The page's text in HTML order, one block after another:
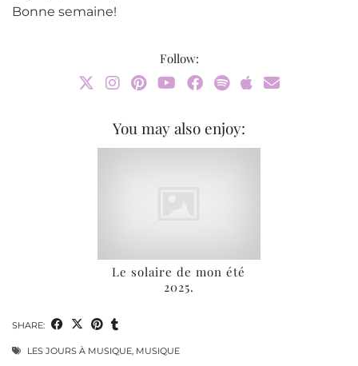
Bonne semaine!
Follow:
You may also enjoy:
Le solaire de mon été
2025.
SHARE:
LES JOURS À MUSIQUE, MUSIQUE